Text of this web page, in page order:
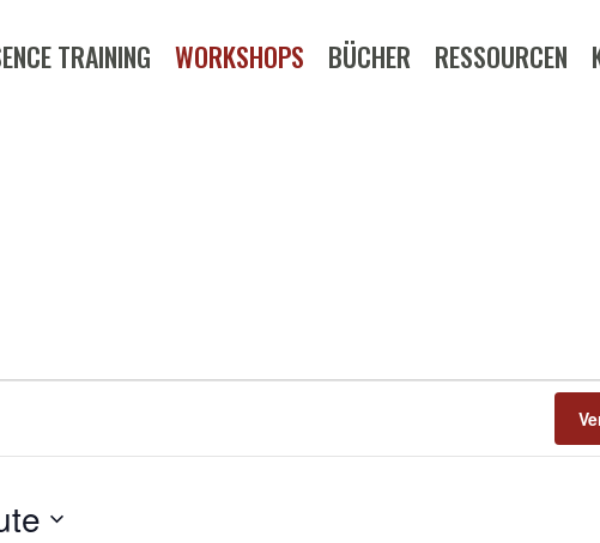
TRAINING WORKSHOPS BÜCHER RESSOURCEN